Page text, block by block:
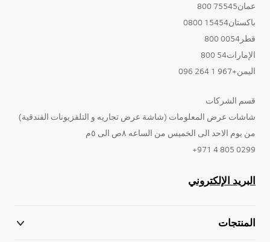
عمان75545 800
باكستان15454 0800
قطر0054 800
الإمارات54 800
اليمن+967 1 264 096
قسم الشركات
شاشات عرض المعلومات (شاشة عرض تجاريه و التلفزيونات الفندقية)
من يوم الاحد الى الخميس من الساعه ٨ص الى ٥م
0299 805 4 971+
البريد الإلكتروني
المنتجات